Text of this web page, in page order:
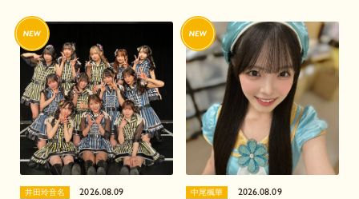
井田玲音名 2026.08.09 中尾楓華 2026.08.09